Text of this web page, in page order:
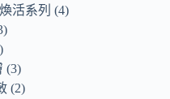
活系列
4
3
2